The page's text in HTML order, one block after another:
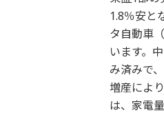
1.8％安と
タ自動車（
います。
み済みで
増産によ
は、家電